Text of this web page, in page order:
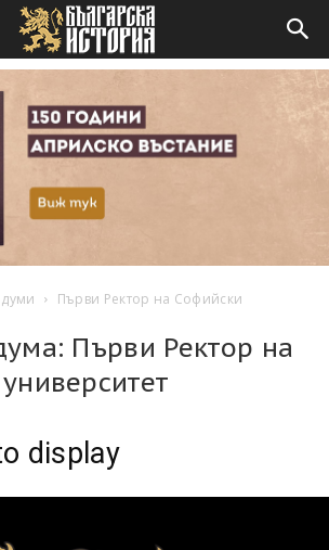
Първи Ректор на Софийски
Първи Ректор на
display